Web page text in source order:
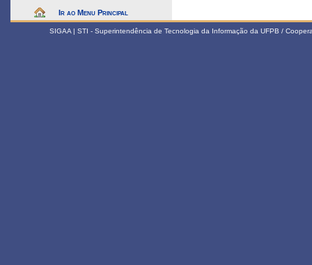
Ir ao Menu Principal
SIGAA | STI - Superintendência de Tecnologia da Informação da UFPB /